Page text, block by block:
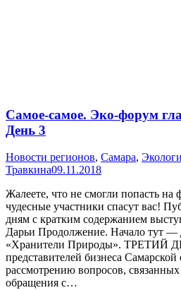
Самое-самое. Эко-форум
День 3
Новости регионов, Самара,
Травкина09.11.2018
Жалеете, что не смогли попасть
чудесные участники спасут вас!
дням с кратким содержанием
Дарьи Продолжение. Начало тут
«Хранители Природы». ТРЕТИЙ
представителей бизнеса
рассмотрению вопросов,
обращения с…